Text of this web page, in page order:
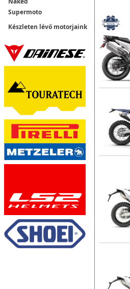
Supermoto
Készleten lévő motorjaink